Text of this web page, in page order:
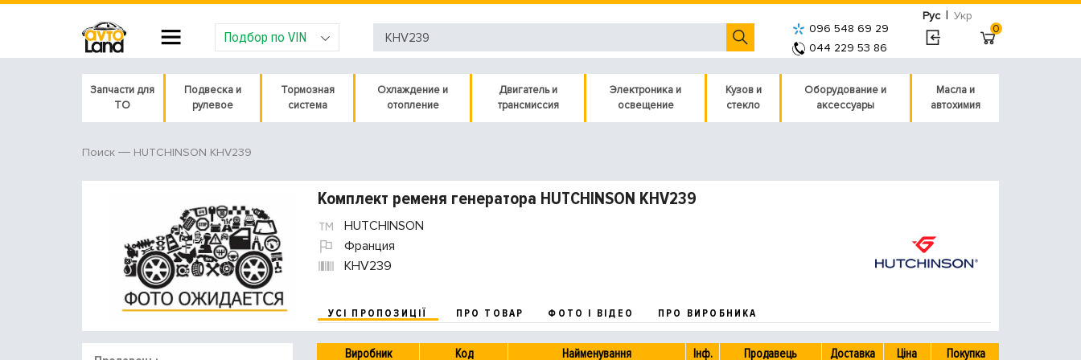
Рус | Укр
Подбор по VIN
096 548 69 29
044 229 53 86
0
Запчасти для
ТО
Подвеска и
рулевое
Тормозная
система
Охлаждение и
отопление
Двигатель и
трансмиссия
Электроника и
освещение
Кузов и
стекло
Оборудование и
аксессуары
Масла и
автохимия
Поиск HUTCHINSON KHV239
Комплект ременя генератора HUTCHINSON KHV239
HUTCHINSON
Франция
KHV239
УСІ ПРОПОЗИЦІЇ ПРО ТОВАР ФОТО І ВІДЕО ПРО ВИРОБНИКА
Виробник Код Найменування Інф. Продавець Доставка Ціна Покупка